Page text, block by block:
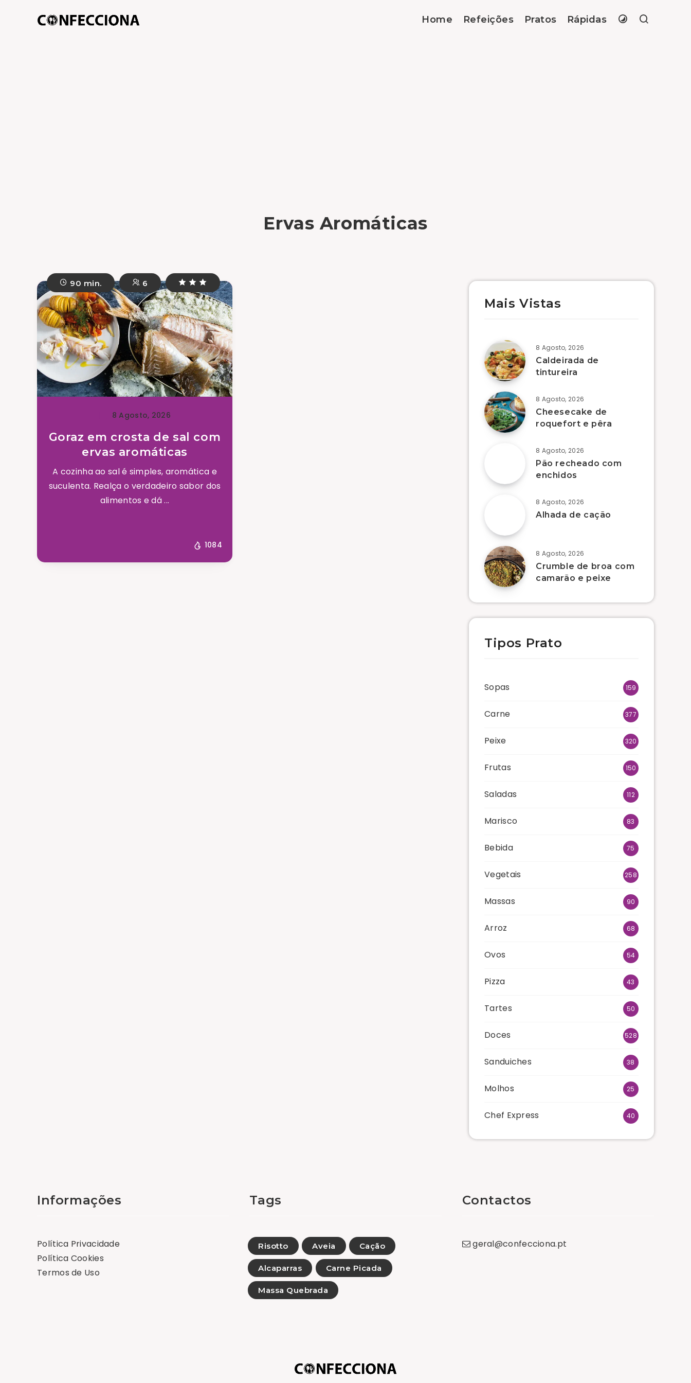
Home Refeições Pratos Rápidas
Ervas Aromáticas
90 min. 6
8 Agosto, 2026
Goraz em crosta de sal com
ervas aromáticas
A cozinha ao sal é simples, aromática e
suculenta. Realça o verdadeiro sabor dos
alimentos e dá ...
1084
Mais Vistas
8 Agosto, 2026
Caldeirada de
tintureira
8 Agosto, 2026
Cheesecake de
roquefort e pêra
8 Agosto, 2026
Pão recheado com
enchidos
8 Agosto, 2026
Alhada de cação
8 Agosto, 2026
Crumble de broa com
camarão e peixe
Tipos Prato
Sopas 159
Carne 377
Peixe 320
Frutas 150
Saladas 112
Marisco 83
Bebida 75
Vegetais 258
Massas 90
Arroz 68
Ovos 54
Pizza 43
Tartes 50
Doces 528
Sanduiches 38
Molhos 25
Chef Express 40
Informações
Política Privacidade
Política Cookies
Termos de Uso
Tags
Risotto Aveia Cação
Alcaparras Carne Picada
Massa Quebrada
Contactos
geral@confecciona.pt